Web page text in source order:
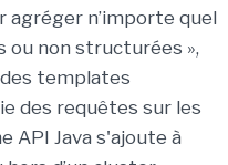
agréger n’importe quel
ou non structurées »,
templates
des requêtes sur les
API Java s'ajoute à